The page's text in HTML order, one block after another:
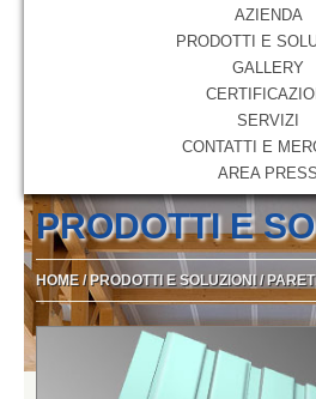
AZIENDA
PRODOTTI E
GALLERY
SERVIZI
CONTATTI E
AREA PRESS
PRODOTTI E
HOME/ PRODOTTI E SOLUZIONI/